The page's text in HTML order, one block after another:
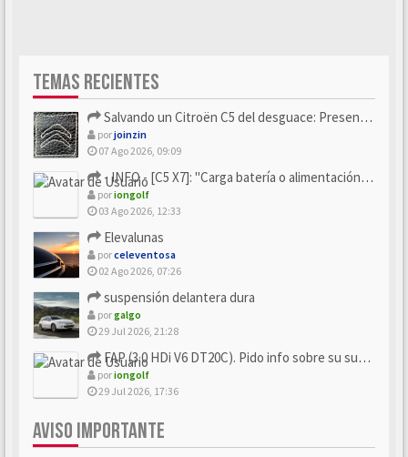
TEMAS RECIENTES
Salvando un Citroën C5 del desguace: Presentación y seguimiento
porjoinzin
07 Ago 2026, 09:09
- INFO - [C5 X7]: "Carga batería o alimentación eléctri...
poriongolf
03 Ago 2026, 12:33
Elevalunas
porceleventosa
02 Ago 2026, 07:26
suspensión delantera dura
porgalgo
29 Jul 2026, 21:28
FAP (3.0 HDi V6 DT20C). Pido info sobre su sustitución
poriongolf
29 Jul 2026, 17:36
AVISO IMPORTANTE